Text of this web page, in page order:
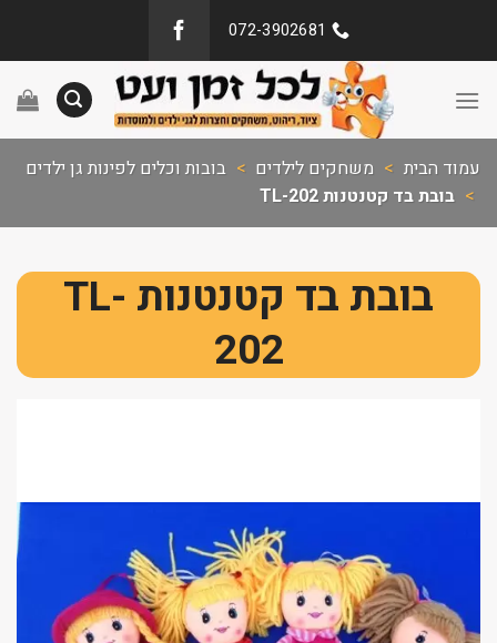
072-3902681
עמוד הבית > משחקים לילדים > בובות וכלים לפינות גן ילדים
> בובת בד קטנטנות TL-202
בובת בד קטנטנות TL-
202